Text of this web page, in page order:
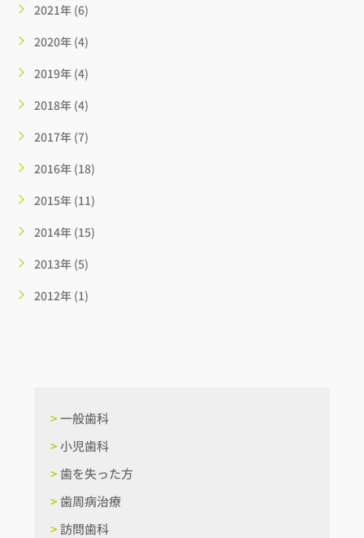
2021年 (6)
2020年 (4)
2019年 (4)
2018年 (4)
2017年 (7)
2016年 (18)
2015年 (11)
2014年 (15)
2013年 (5)
2012年 (1)
>一般歯科
> 小児歯科
>歯を失った方
>歯周病治療
>訪問歯科